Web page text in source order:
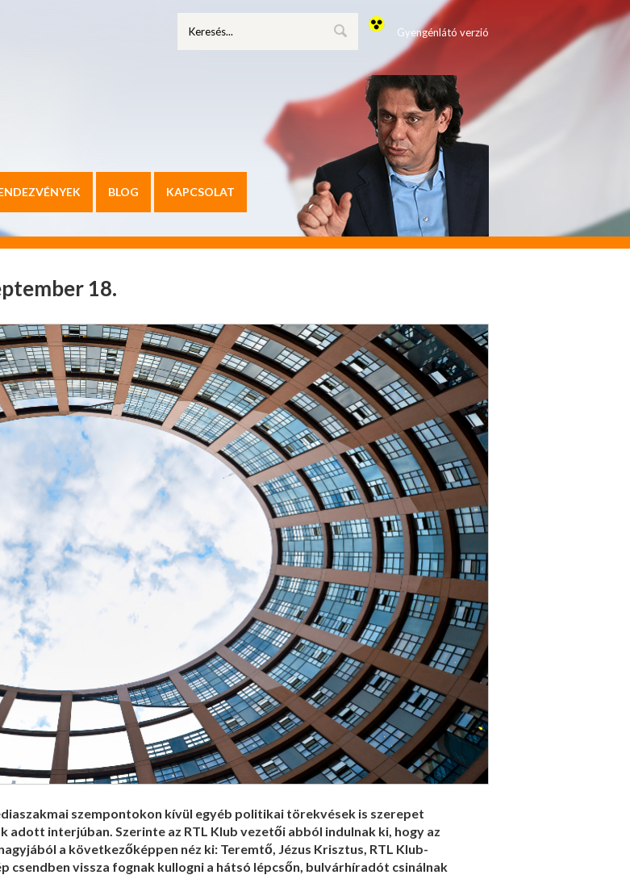
Gyengénlátó verzió
BLOG KAPCSOLAT
18.
szempontokon kívül egyéb politikai törekvések is szerepet
adott interjúban. Szerinte az RTL Klub vezetői abból indulnak ki, hogy az
a következőképpen néz ki: Teremtő, Jézus Krisztus, RTL Klub-
csendben vissza fognak kullogni a hátsó lépcsőn, bulvárhíradót csinálnak